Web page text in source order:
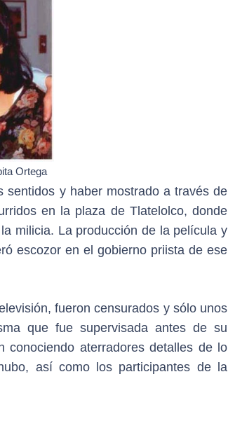
Ortega
y haber mostrado a través de
en la plaza de Tlatelolco, donde
milicia. La producción de la película y
escozor en el gobierno priista de ese
fueron censurados y sólo unos
que fue supervisada antes de su
aterradores detalles de lo
así como los participantes de la